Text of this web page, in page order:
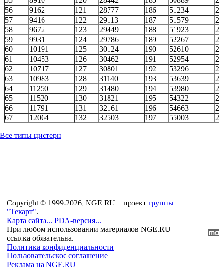
56
9162 121 28777 186 51234
57
9416 122 29113 187 51579
58
9672 123 29449 188 51923
59
9931 124 29786 189 52267
60
10191 125 30124 190 52610
61
10453 126 30462 191 52954
62
10717 127 30801 192 53296
63
10983 128 31140 193 53639
64
11250 129 31480 194 53980
65
11520 130 31821 195 54322
66
11791 131 32161 196 54663
67
12064 132 32503 197 55003
Все типы цистерн
Copyright © 1999-2026, NGE.RU – проект группы
"Текарт".
Карта сайта... PDA-версия...
При любом использовании материалов NGE.RU
ссылка обязательна.
Политика конфиденциальности
Пользовательское соглашение
Реклама на NGE.RU